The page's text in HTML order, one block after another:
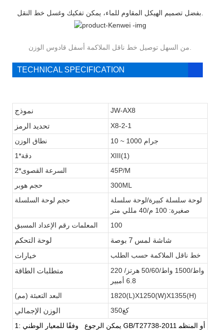
TECHNICAL SPECIFICATION
نموذج JW-AX8
تحديد الرمز
X8-2-1
نطاق الوزن
10 ~ 1000 جرام
دقة*1
XIII(1)
السرعة القصوى*2
45P/M
حجم هوبر
300ML
حجم لوحة السلسلة
لوحة سلسلة كبيرة/لوحة سلسلة
صغيرة: 100 م/40 مللي متر
المعلمات رقم الإعداد المسبق
100
لوحة التحكم
شاشة لمس 7 بوصة
خيارات
خط ناقل الملاكمة حسب الطلب
متطلبات الطاقة
220 واط/1500 واط/50/60 هرتز/
6.8 أمبير
البعد التعبئة (مم)
1820(L)X1250(W)X1355(H)
الوزن الإجمالي
كغ350
1:
يمكن الرجوع
وفقًا للمعيار الوطني GB/T27738-2011 أو المنظم